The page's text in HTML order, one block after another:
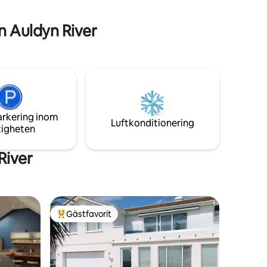
tillflyktsorten från att titta på racing eller
Auldyn River
inom
Luftkonditionering
Populär gästfavorit
Gästfavorit